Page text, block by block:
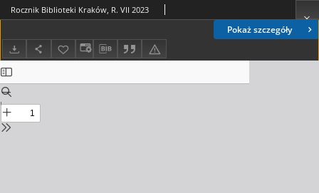
Pokaż szczegóły
Rocznik Biblioteki Kraków, R. VII 2023